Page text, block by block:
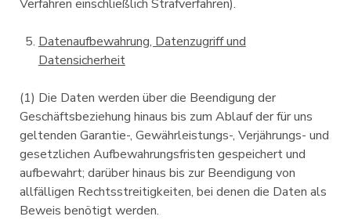
Verfahren einschließlich Strafverfahren).
Datenaufbewahrung, Datenzugriff und
Datensicherheit
(1) Die Daten werden über die Beendigung der
Geschäftsbeziehung hinaus bis zum Ablauf der für uns
geltenden Garantie-, Gewährleistungs-, Verjährungs- und
gesetzlichen Aufbewahrungsfristen gespeichert und
aufbewahrt; darüber hinaus bis zur Beendigung von
allfälligen Rechtsstreitigkeiten, bei denen die Daten als
Beweis benötigt werden.